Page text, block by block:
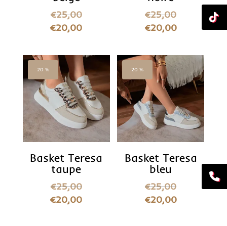
€25,00
€20,00
€25,00
€20,00
20 %
Basket Teresa
taupe
€25,00
€20,00
20 %
Basket Teresa
bleu
€25,00
€20,00